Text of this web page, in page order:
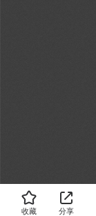
收藏 分享